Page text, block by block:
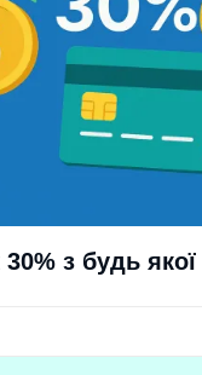
з будь якої